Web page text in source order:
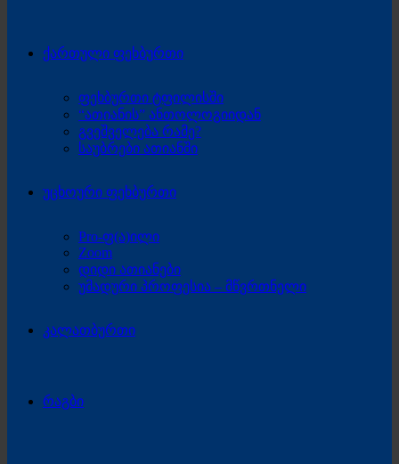
ქართული ფეხბურთი
ფეხბურთი ტფილისში
“ათიანის” ანთოლოგიიდან
გვეშველება რამე?
საუბრები ათიანში
უცხოური ფეხბურთი
Pro-ფ(ა)ილი
Zoom
დიდი ათიანები
უმადური პროფესია – მწვრთნელი
კალათბურთი
რაგბი